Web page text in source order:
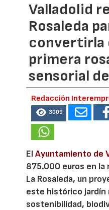
Valladolid
Rosaleda
convertirla
primera
sensorial
Redacción
3009
ElAyuntamiento de
875.000 euros en la
La Rosaleda, un
este histórico
sostenibilidad,